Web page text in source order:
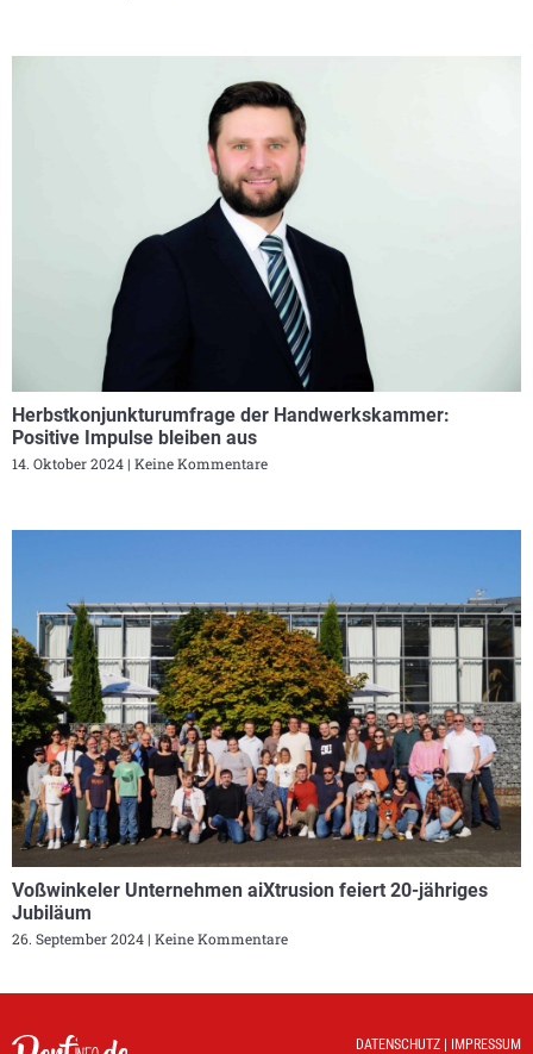
Herbstkonjunkturumfrage der Handwerkskammer:
Positive Impulse bleiben aus
14. Oktober 2024 Keine Kommentare
Voßwinkeler Unternehmen aiXtrusion feiert 20-jähriges
Jubiläum
26. September 2024 Keine Kommentare
DATENSCHUTZ | IMPRESSUM